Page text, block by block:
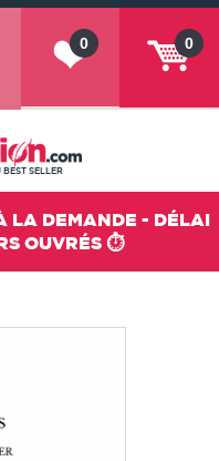
0
0
BEST SELLER
LA DEMANDE - DÉLAI
OUVRÉS ⏱️